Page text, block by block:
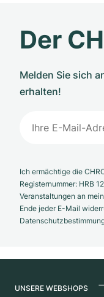
Der
Melden Sie sich
erhalten!
Ich ermächtige die
Registernummer: HRB
Veranstaltungen an
Ende jeder E-Mail
UNSERE WEBSHOPS